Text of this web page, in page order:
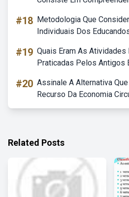
#18 Metodologia Que
Individuais Dos
#19 Quais Eram As Atividades
Praticadas Pelos Antigos
#20 Assinale A Alternativa
Recurso Da Economia
Related Posts